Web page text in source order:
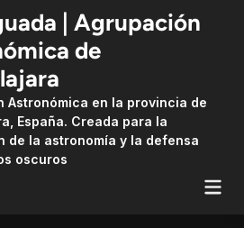
| Agrupación
de
Astronómica en la provincia de
España. Creada para la
de la astronomía y la defensa
oscuros